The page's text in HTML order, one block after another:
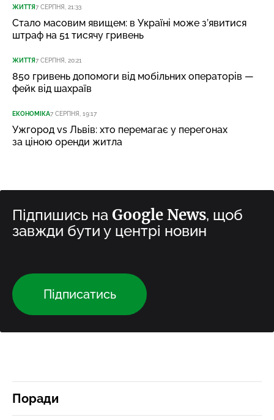
ЖИТТЯ7 СЕРПНЯ, 21:33
Стало масовим явищем: в Україні може з’явитися
штраф на 51 тисячу гривень
ЖИТТЯ7 СЕРПНЯ, 20:21
850 гривень допомоги від мобільних операторів —
фейк від шахраїв
ЕКОНОМІКА7 СЕРПНЯ, 19:17
Ужгород vs Львів: хто перемагає у перегонах
за ціною оренди житла
Підпишись на Google News, щоб
завжди бути у центрі новин
Підписатись
Поради